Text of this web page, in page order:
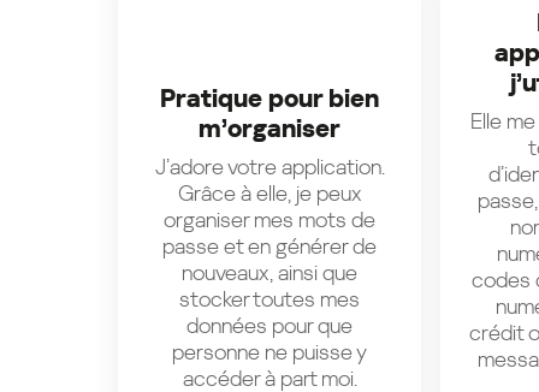
Pratique pour bien
m’organiser
J’adore votre application.
Grâce à elle, je peux
organiser mes mots de
passe et en générer de
nouveaux, ainsi que
stocker toutes mes
données pour que
personne ne puisse y
accéder à part moi.
Elle
codes
crédit